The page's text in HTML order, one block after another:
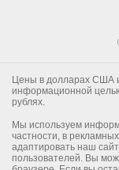
Цены в долларах США
информационной
рублях.
Мы используем
частности, в
адаптировать наш
пользователей. Вы